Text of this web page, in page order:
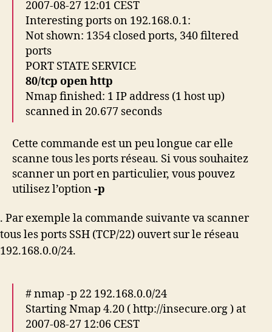
2007-08-27 12:01 CEST
Interesting ports on 192.168.0.1:
Not shown: 1354 closed ports, 340 filtered
ports
PORT STATE SERVICE
80/tcp open http
Nmap finished: 1 IP address (1 host up)
scanned in 20.677 seconds
Cette commande est un peu longue car elle
scanne tous les ports réseau. Si vous souhaitez
scanner un port en particulier, vous pouvez
utilisez l’option-p
. Par exemple la commande suivante va scanner
tous les ports SSH (TCP/22) ouvert sur le réseau
192.168.0.0/24.
# nmap -p 22 192.168.0.0/24
Starting Nmap 4.20 ( http://insecure.org ) at
2007-08-27 12:06 CEST